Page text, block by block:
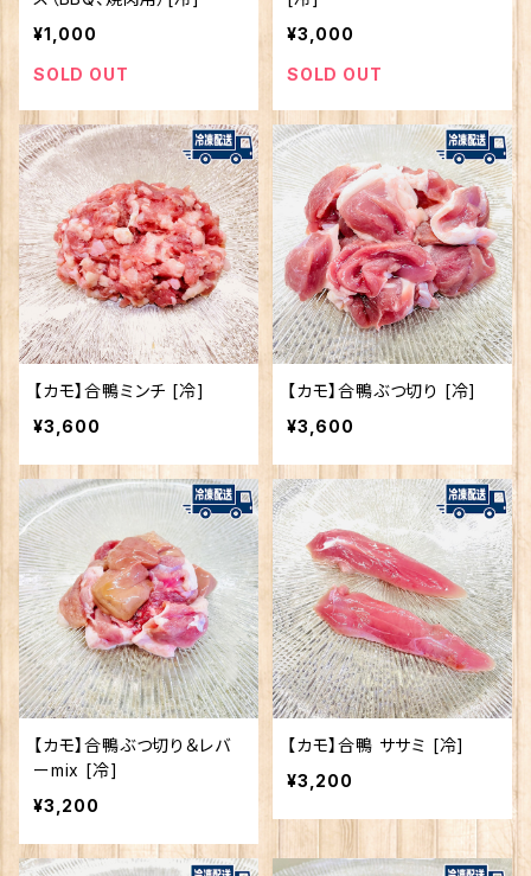
¥1,000
SOLD OUT
¥3,000
SOLD OUT
【カモ】合鴨ミンチ [冷]
¥3,600
【カモ】合鴨ぶつ切り [冷]
¥3,600
【カモ】合鴨ぶつ切り＆レバ
ーmix [冷]
¥3,200
【カモ】合鴨 ササミ [冷]
¥3,200